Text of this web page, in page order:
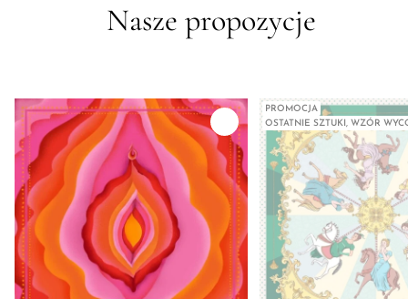
Nasze propozycje
PROMOCJA
OSTATNIE SZTUKI, WZÓR